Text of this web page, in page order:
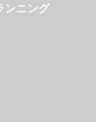
ンニング